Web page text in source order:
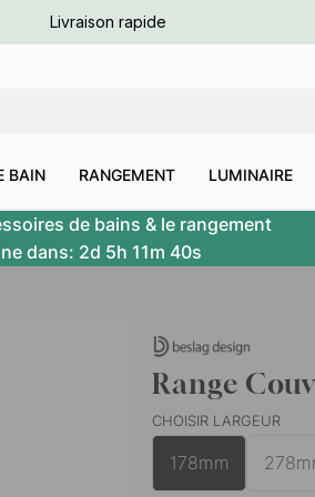
Livraison rapide
BAIN RANGEMENT LUMINAIRE
de bains & le rangement
dans: 2d 5h 11m 39s
Range
CHOISIR LARGEUR
178mm